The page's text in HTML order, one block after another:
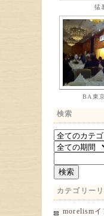
猛
BA東
検索
カテゴリー
morelismイ